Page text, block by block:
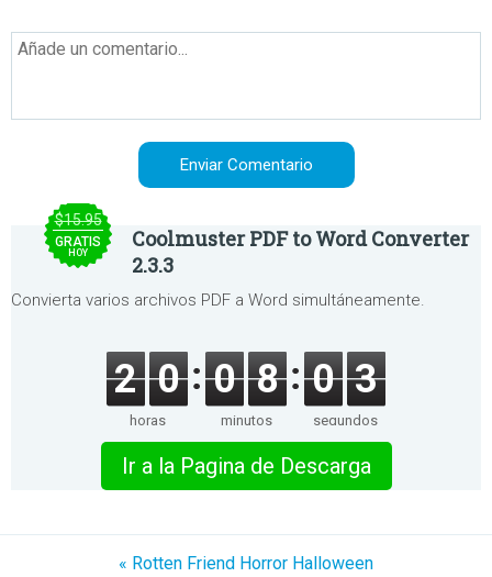
$15.95
GRATIS
HOY
Coolmuster PDF to Word Converter
2.3.3
Convierta varios archivos PDF a Word simultáneamente.
2 0
horas
0 8
minutos
0 3
segundos
Ir a la Pagina de Descarga
« Rotten Friend Horror Halloween